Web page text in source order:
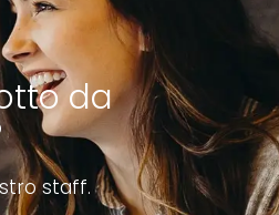
da
staff.